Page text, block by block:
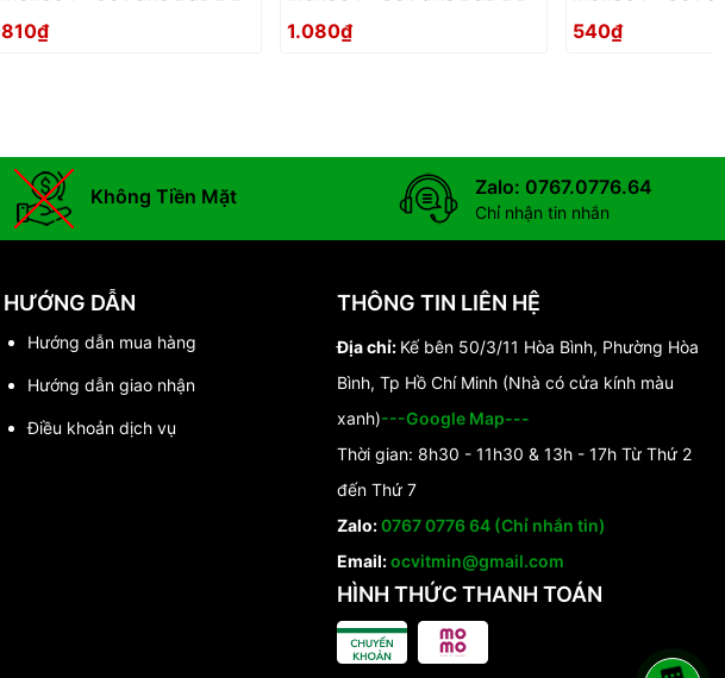
810₫
1.080₫
540₫
Không Tiền Mặt Zalo: 0767.0776.64
Chỉ nhận tin nhắn
HƯỚNG DẪN
Hướng dẫn mua hàng
Hướng dẫn giao nhận
Điều khoản dịch vụ
THÔNG TIN LIÊN HỆ
Địa chỉ: Kế bên 50/3/11 Hòa Bình, Phường Hòa
Bình, Tp Hồ Chí Minh (Nhà có cửa kính màu
xanh)---Google Map---
Thời gian: 8h30 - 11h30 & 13h - 17h Từ Thứ 2
đến Thứ 7
Zalo:0767 0776 64 (Chỉ nhắn tin)
Email:ocvitmin@gmail.com
HÌNH THỨC THANH TOÁN